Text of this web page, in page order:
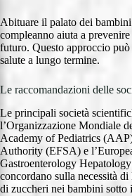
Abituare il palato dei
compleanno aiuta a
futuro. Questo approccio
salute a lungo termine.
Le raccomandazioni delle
Le principali società
l’Organizzazione Mondiale
Academy of Pediatrics
Authority (EFSA) e
Gastroenterology
concordano sulla necessità
di zuccheri nei bambini sotto